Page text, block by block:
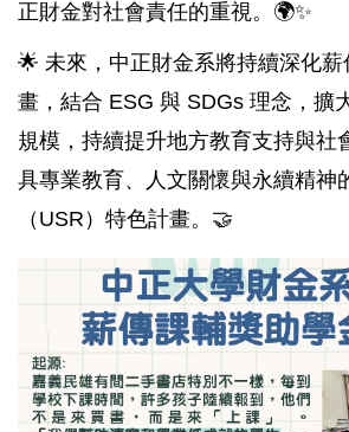
正財金對社會責任的重視。🌍✨
🌟 未來，中正財金系將持續深化
畫，結合 ESG 與 SDGs 理念，擴
規模，持續提升地方教育支持與社
具專業教育、人文關懷與永續精神
（USR）特色計畫。🤝